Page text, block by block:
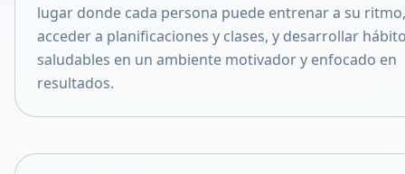
lugar donde cada persona puede entrenar a su ritmo,
acceder a planificaciones y clases, y desarrollar
saludables en un ambiente motivador y enfocado en
resultados.